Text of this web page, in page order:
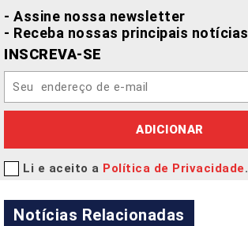
- Assine nossa newsletter
- Receba nossas principais notícias
INSCREVA-SE
ADICIONAR
Li e aceito a Política de Privacidade.
Notícias Relacionadas